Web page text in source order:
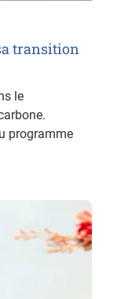
transition
le
programme